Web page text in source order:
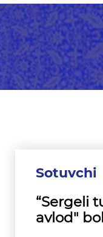
Sotuvchi
“Sergeli
avlod"